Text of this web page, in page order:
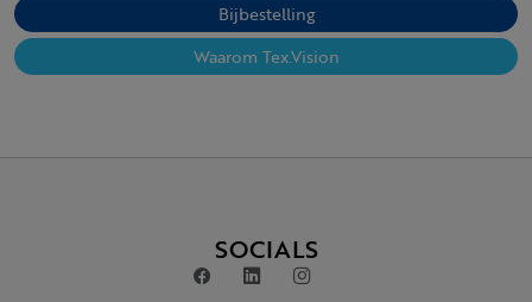
Bijbestelling
Waarom Tex.Vision
SOCIALS